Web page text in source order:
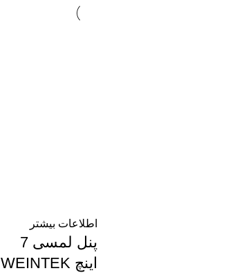
اطلاعات بیشتر
پنل لمسی 7
اینچ WEINTEK